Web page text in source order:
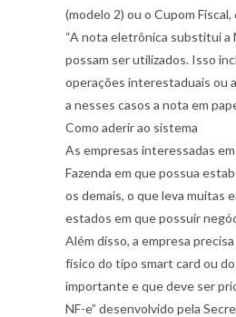
(modelo 2) ou o Cupom
“A nota eletrônica substitui a
possam ser utilizados. Isso
operações interestaduais ou
a nesses casos a nota em
Como aderir ao sistema
As empresas interessadas
Fazenda em que possua
os demais, o que leva muitas
estados em que possuir
Além disso, a empresa
físico do tipo smart card ou
importante e que deve ser
NF-e” desenvolvido pela